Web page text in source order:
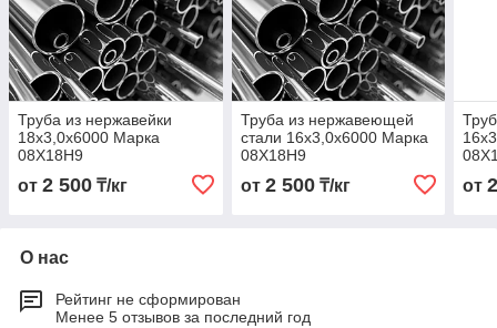
Труба из нержавейки
18х3,0х6000 Марка
08Х18Н9
от 2 500 ₸/кг
Труба из нержавеющей
стали 16х3,0х6000 Марка
08Х18Н9
от 2 500₸/кг от
О нас
Рейтинг не сформирован
Менее 5 отзывов за последний год